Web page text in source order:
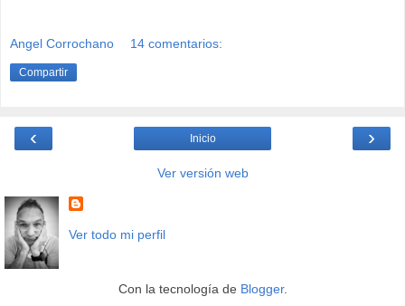
Angel Corrochano 14 comentarios:
Compartir
‹ ›
Inicio
Ver versión web
Ver todo mi perfil
Con la tecnología de Blogger.